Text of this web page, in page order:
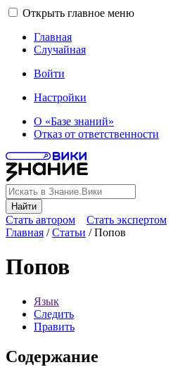
Открыть главное меню
Главная
Случайная
Войти
Настройки
О «Базе знаний»
Отказ от ответственности
Найти
Стать автором
Стать экспертом
Главная /Статьи /Попов
Попов
Язык
Следить
Править
Содержание